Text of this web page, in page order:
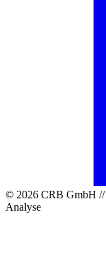
© 2026 CRB GmbH //
Analyse